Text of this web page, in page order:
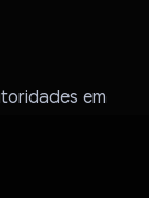
em